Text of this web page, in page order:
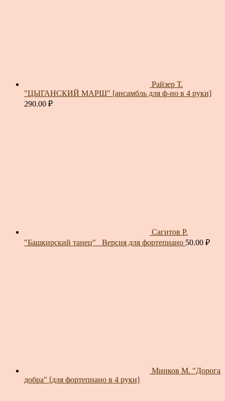
Райзер Т.
"ЦЫГАНСКИЙ МАРШ" [ансамбль для ф-но в 4 руки]
290.00 ₽
Сагитов Р.
"Башкирский танец"_ Версия для фортепиано 50.00 ₽
Минков М. "Дорога
добра" [для фортепиано в 4 руки]